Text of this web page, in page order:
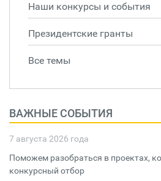
Наши конкурсы и события
Президентские гранты
Все темы
ВАЖНЫЕ СОБЫТИЯ
7 августа 2026 года
Поможем разобраться в проектах,
конкурсный отбор